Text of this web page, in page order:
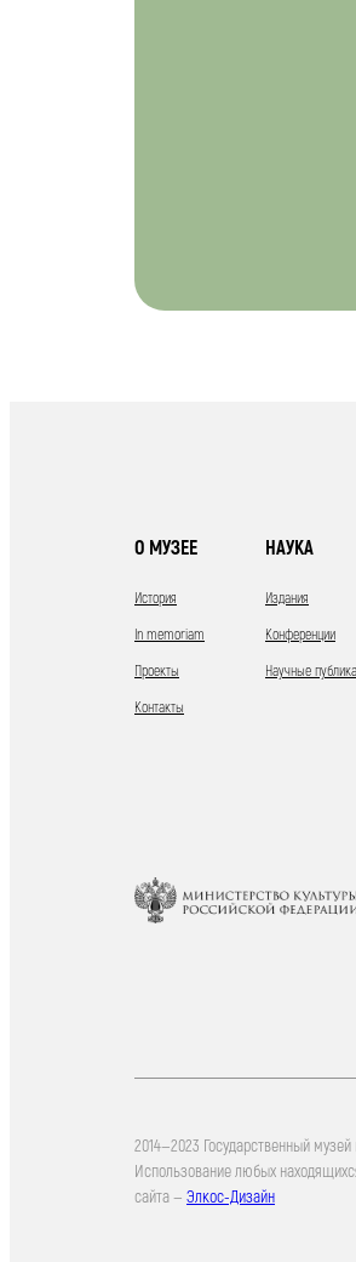
О МУЗЕЕ
История
In memoriam
Проекты
Контакты
НАУКА
Издания
Конференции
Научные
2014—2023 Государственный
Использование любых
сайта — Элкос-Дизайн